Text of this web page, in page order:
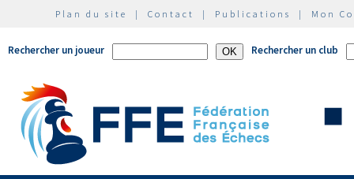
Plan du site | Contact | Publications | Mon
Rechercher un joueur Rechercher un club